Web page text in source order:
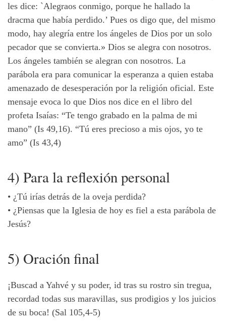
les dice: `Alegraos conmigo, porque he hallado la
dracma que había perdido.’ Pues os digo que, del mismo
modo, hay alegría entre los ángeles de Dios por un solo
pecador que se convierta.» Dios se alegra con nosotros.
Los ángeles también se alegran con nosotros. La
parábola era para comunicar la esperanza a quien estaba
amenazado de desesperación por la religión oficial. Este
mensaje evoca lo que Dios nos dice en el libro del
profeta Isaías: “Te tengo grabado en la palma de mi
mano” (Is 49,16). “Tú eres precioso a mis ojos, yo te
amo” (Is 43,4)
4) Para la reflexión personal
• ¿Tú irías detrás de la oveja perdida?
• ¿Piensas que la Iglesia de hoy es fiel a esta parábola de
Jesús?
5) Oración final
¡Buscad a Yahvé y su poder, id tras su rostro sin tregua,
recordad todas sus maravillas, sus prodigios y los juicios
de su boca! (Sal 105,4-5)